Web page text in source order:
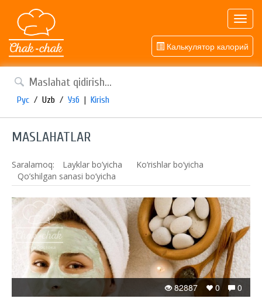
Калькулятор калорий
Рус / Uzb / Узб | Kirish
MASLAHATLAR
Saralamoq: Layklar bo’yicha
Ko‘rishlar bo‘yicha
Qo’shilgan sanasi bo’yicha
0
0
82887